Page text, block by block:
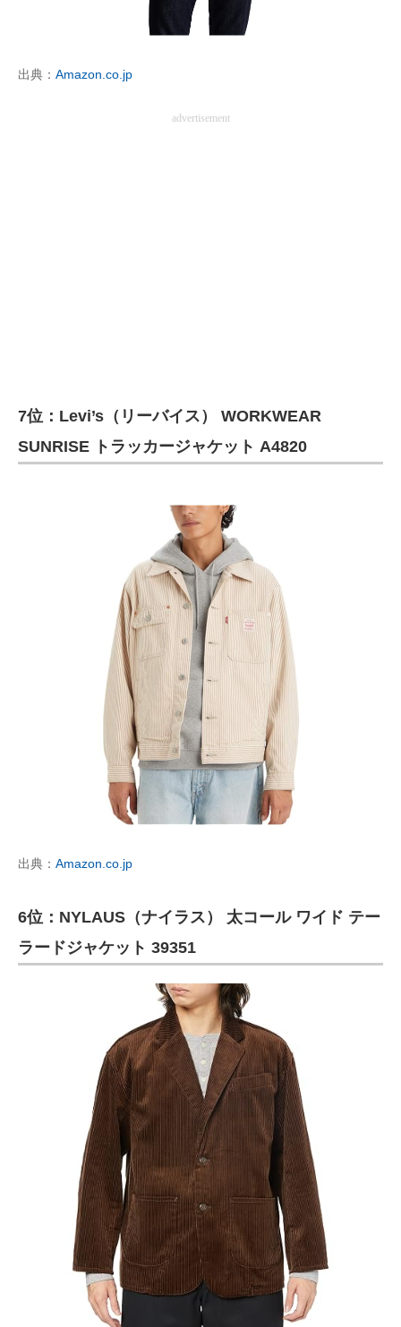
出典： Amazon.co.jp
advertisement
7位：Levi’s（リーバイス） WORKWEAR
SUNRISE トラッカージャケット A4820
出典： Amazon.co.jp
6位：NYLAUS（ナイラス） 太コール ワイド テー
ラードジャケット 39351